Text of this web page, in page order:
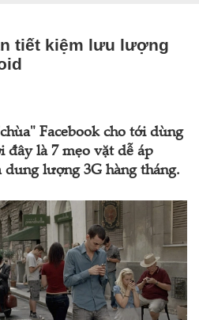
tiết kiệm lưu lượng
Facebook cho tới dùng
đây là 7 mẹo vặt dễ áp
lượng 3G hàng tháng.